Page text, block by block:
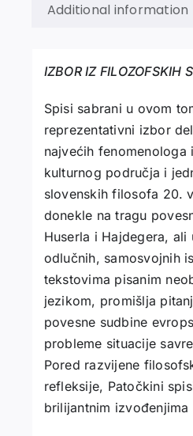
Additional information
IZBOR IZ FILOZOFSKIH
Spisi sabrani u ovom
reprezentativni izbor
najvećih fenomenologa
kulturnog područja i
slovenskih filosofa 20.
donekle na tragu
Huserla i Hajdegera, ali
odlučnih, samosvojnih
tekstovima pisanim
jezikom, promišlja
povesne sudbine
probleme situacije
Pored razvijene
refleksije, Patočkini
brilijantnim